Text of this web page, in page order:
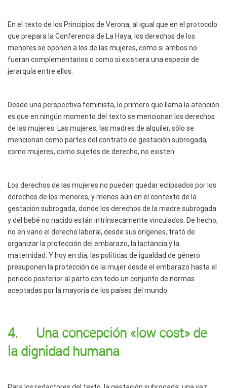
En el texto de los Principios de Verona, al igual que en el protocolo
que prepara la Conferencia de La Haya, los derechos de los
menores se oponen a los de las mujeres, como si ambos no
fueran complementarios o como si existiera una especie de
jerarquía entre ellos.
Desde una perspectiva feminista, lo primero que llama la atención
es que en ningún momento del texto se mencionan los derechos
de las mujeres. Las mujeres, las madres de alquiler, sólo se
mencionan como partes del contrato de gestación subrogada;
como mujeres, como sujetos de derecho, no existen.
Los derechos de las mujeres no pueden quedar eclipsados por los
derechos de los menores, y menos aún en el contexto de la
gestación subrogada, donde los derechos de la madre subrogada
y del bebé no nacido están intrínsecamente vinculados. De hecho,
no en vano el derecho laboral, desde sus orígenes, trató de
organizar la protección del embarazo, la lactancia y la
maternidad. Y hoy en día, las políticas de igualdad de género
presuponen la protección de la mujer desde el embarazo hasta el
periodo posterior al parto con todo un conjunto de normas
aceptadas por la mayoría de los países del mundo.
4. Una concepción «low cost» de
la dignidad humana